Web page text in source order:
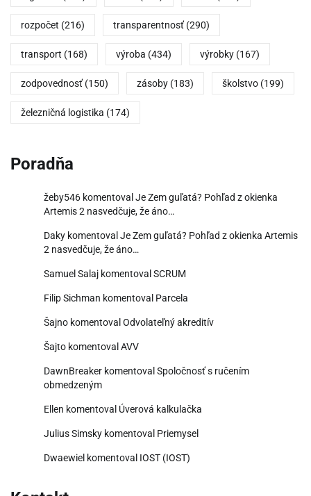
rozpočet (216) transparentnosť (290)
transport (168) výroba (434) výrobky (167)
zodpovednosť (150) zásoby (183) školstvo (199)
železničná logistika (174)
Poradňa
žeby546 komentoval Je Zem guľatá? Pohľad z okienka
Artemis 2 nasvedčuje, že áno…
Daky komentoval Je Zem guľatá? Pohľad z okienka Artemis
2 nasvedčuje, že áno…
Samuel Salaj komentoval SCRUM
Filip Sichman komentoval Parcela
Šajno komentoval Odvolateľný akreditív
Šajto komentoval AVV
DawnBreaker komentoval Spoločnosť s ručením
obmedzeným
Ellen komentoval Úverová kalkulačka
Julius Simsky komentoval Priemysel
Dwaewiel komentoval IOST (IOST)